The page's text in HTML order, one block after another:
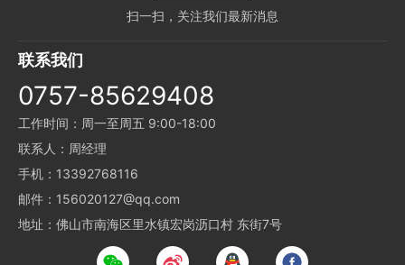
扫一扫，关注我们最新消息
联系我们
0757-85629408
工作时间：周一至周五 9:00-18:00
联系人：周经理
手机：13392768116
邮件：156020127@qq.com
地址：佛山市南海区里水镇宏岗沥口村 东街7号